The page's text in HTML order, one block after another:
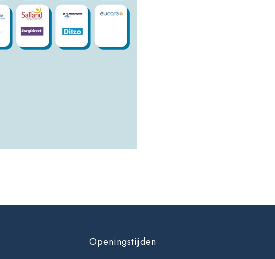
Openingstijden